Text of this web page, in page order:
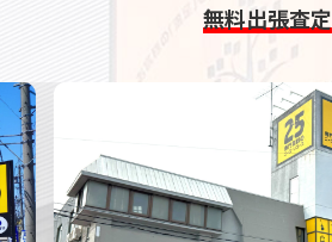
無料出張査定